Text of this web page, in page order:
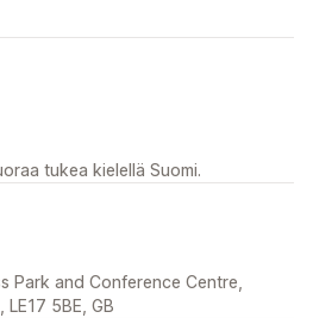
tukea kielellä Suomi.
Park and Conference Centre,
5BE, GB